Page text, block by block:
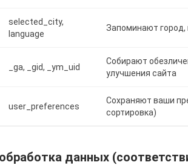
selected_city,
language
Запоминают город,
_ga, _gid, _ym_uid
Собирают
улучшения сайта
user_preferences
Сохраняют ваши
сортировка)
данных